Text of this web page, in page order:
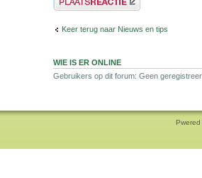
Keer terug naar Nieuws en tips
WIE IS ER ONLINE
Gebruikers op dit forum: Geen